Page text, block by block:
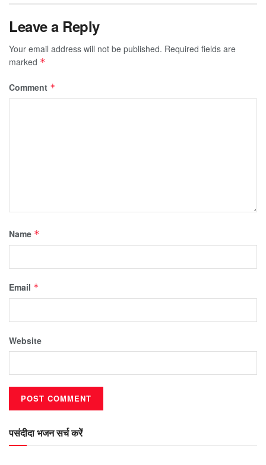
Leave a Reply
Your email address will not be published. Required fields are
marked *
Comment *
Name *
Email *
Website
पसंदीदा भजन सर्च करें